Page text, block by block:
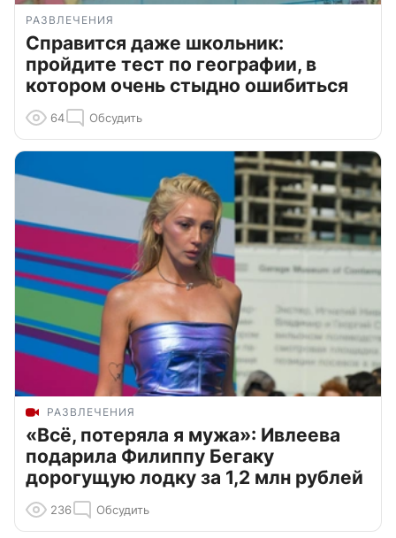
РАЗВЛЕЧЕНИЯ
Справится даже школьник:
пройдите тест по географии, в
котором очень стыдно ошибиться
64 Обсудить
РАЗВЛЕЧЕНИЯ
«Всё, потеряла я мужа»: Ивлеева
подарила Филиппу Бегаку
дорогущую лодку за 1,2 млн рублей
236 Обсудить